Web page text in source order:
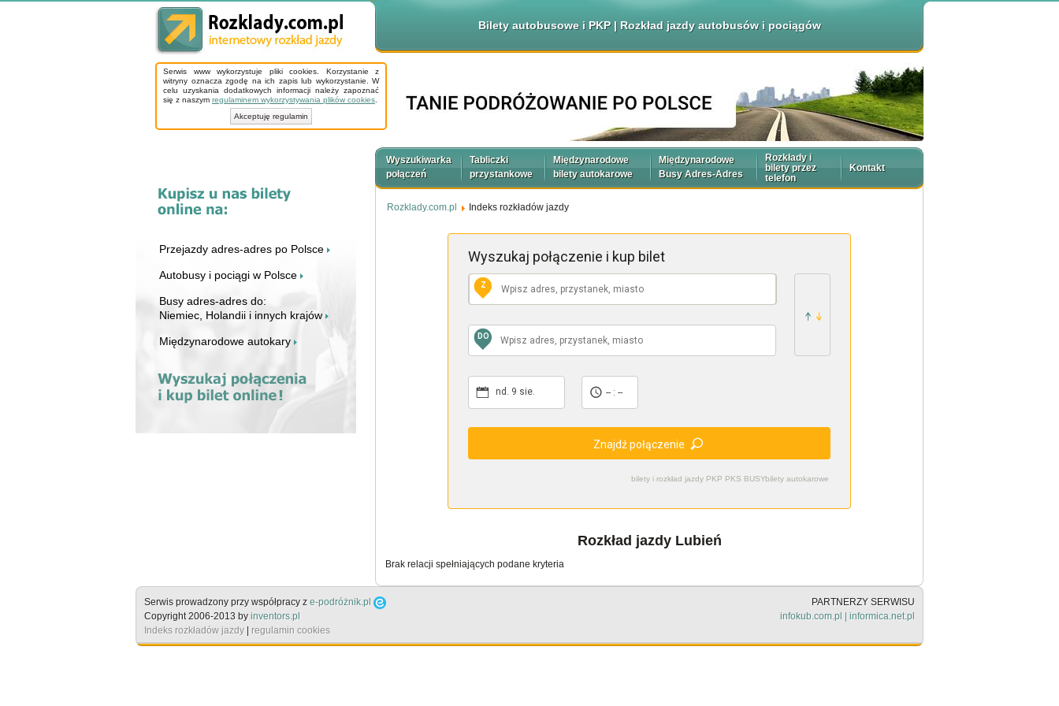
Bilety autobusowe i PKP | Rozkład jazdy autobusów i pociągów
Serwis www wykorzystuje pliki cookies. Korzystanie z
witryny oznacza zgodę na ich zapis lub wykorzystanie. W
celu uzyskania dodatkowych informacji należy zapoznać
się z naszym regulaminem wykorzystywania plików cookies
Akceptuję regulamin
Przejazdy adres-adres po Polsce
Autobusy i pociągi w Polsce
Busy adres-adres do:
Niemiec, Holandii i innych krajów
Międzynarodowe autokary
Wyszukiwarka
połączeń
Tabliczki
przystankowe
Międzynarodowe
bilety autokarowe
Międzynarodowe
Busy Adres-Adres
Rozkłady i
bilety przez
telefon
Kontakt
Rozklady.com.pl Indeks rozkładów jazdy
bilety i rozkład jazdy PKP PKS BUSYbilety autokarowe
Wyszukaj połączenie i kup bilet
Z
DO
nd. 9 sie. -- : --
Znajdź połączenie
Rozkład jazdy Lubień
Brak relacji spełniających podane kryteria
Serwis prowadzony przy współpracy z e-podróżnik.pl
Copyright 2006-2013 by inventors.pl
Indeks rozkładów jazdy
regulamin cookies
PARTNERZY SERWISU
infokub.com.pl
informica.net.pl